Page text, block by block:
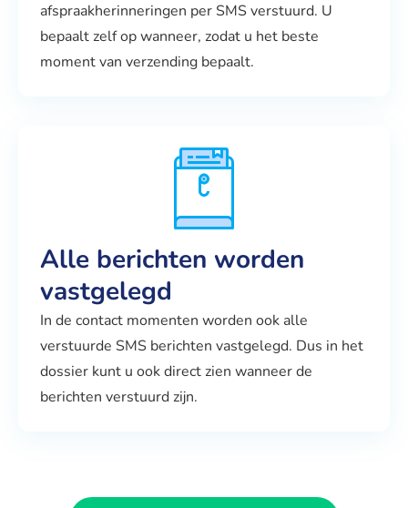
afspraakherinneringen per SMS verstuurd. U
bepaalt zelf op wanneer, zodat u het beste
moment van verzending bepaalt.
Alle berichten worden
vastgelegd
In de contact momenten worden ook alle
verstuurde SMS berichten vastgelegd. Dus in het
dossier kunt u ook direct zien wanneer de
berichten verstuurd zijn.